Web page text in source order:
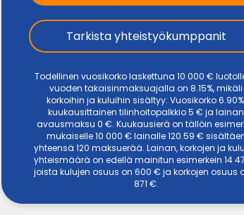
Tarkista yhteistyökumppanit
Todellinen vuosikorko laskettuna 10 000 €
vuoden takaisinmaksuajalla on 8.15%, mikäli
korkoihin ja kuluihin sisältyy: Vuosikorko
kuukausittainen tilinhoitopalkkio 5 € ja lainan
avausmaksu 0 €. Kuukausierä on tällöin
mukaiselle 10 000 € lainalle 120.59 €
yhteensä 120 maksuerää. Lainan, korkojen ja
yhteismäärä on edellä mainitun esimerkein 14
joista kulujen osuus on 600 € ja korkojen osuus
871 €.